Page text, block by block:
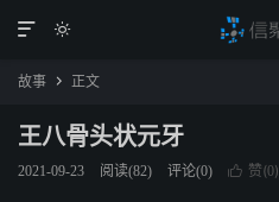


故事  正文
王八骨头状元牙
2021-09-23 阅读(82) 评论(0)  赞(0)